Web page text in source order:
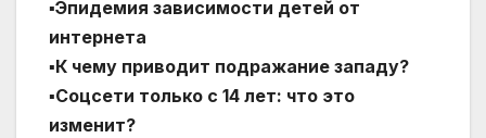
▪️Эпидемия зависимости детей от
интернета
▪️К чему приводит подражание западу?
▪️Соцсети только с 14 лет: что это
изменит?